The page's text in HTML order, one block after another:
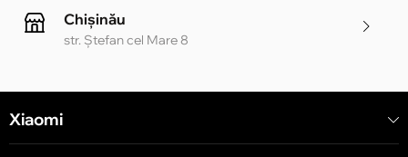
Chișinău
str. Ștefan cel Mare 8
Xiaomi